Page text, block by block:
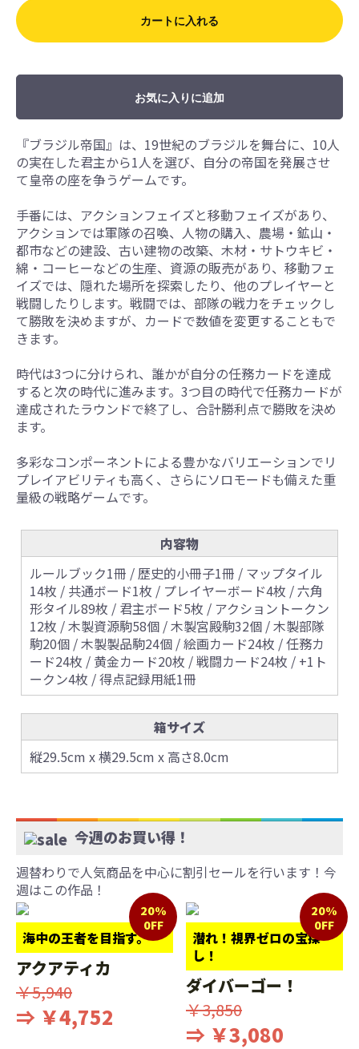
カートに入れる
お気に入りに追加
『ブラジル帝国』は、19世紀のブラジルを舞台に、10人
の実在した君主から1人を選び、自分の帝国を発展させ
て皇帝の座を争うゲームです。
手番には、アクションフェイズと移動フェイズがあり、
アクションでは軍隊の召喚、人物の購入、農場・鉱山・
都市などの建設、古い建物の改築、木材・サトウキビ・
綿・コーヒーなどの生産、資源の販売があり、移動フェ
イズでは、隠れた場所を探索したり、他のプレイヤーと
戦闘したりします。戦闘では、部隊の戦力をチェックし
て勝敗を決めますが、カードで数値を変更することもで
きます。
時代は3つに分けられ、誰かが自分の任務カードを達成
すると次の時代に進みます。3つ目の時代で任務カードが
達成されたラウンドで終了し、合計勝利点で勝敗を決め
ます。
多彩なコンポーネントによる豊かなバリエーションでリ
プレイアビリティも高く、さらにソロモードも備えた重
量級の戦略ゲームです。
内容物
ルールブック1冊 / 歴史的小冊子1冊 / マップタイル
14枚 / 共通ボード1枚 / プレイヤーボード4枚 / 六角
形タイル89枚 / 君主ボード5枚 / アクショントークン
12枚 / 木製資源駒58個 / 木製宮殿駒32個 / 木製部隊
駒20個 / 木製製品駒24個 / 絵画カード24枚 / 任務カ
ード24枚 / 黄金カード20枚 / 戦闘カード24枚 / +1ト
ークン4枚 / 得点記録用紙1冊
箱サイズ
縦29.5cm x 横29.5cm x 高さ8.0cm
今週のお買い得！
週替わりで人気商品を中心に割引セールを行います！今
週はこの作品！
海中の王者を目指す。
20%
0FF
アクアティカ
￥5,940
⇒ ￥4,752
潜れ！視界ゼロの宝探
し！
20%
0FF
ダイバーゴー！
￥3,850
⇒ ￥3,080